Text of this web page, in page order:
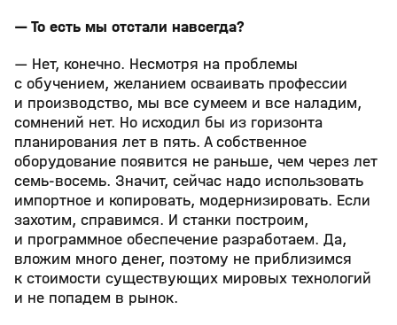
— То есть мы отстали навсегда?
— Нет, конечно. Несмотря на проблемы
с обучением, желанием осваивать профессии
и производство, мы все сумеем и все наладим,
сомнений нет. Но исходил бы из горизонта
планирования лет в пять. А собственное
оборудование появится не раньше, чем через лет
семь-восемь. Значит, сейчас надо использовать
импортное и копировать, модернизировать. Если
захотим, справимся. И станки построим,
и программное обеспечение разработаем. Да,
вложим много денег, поэтому не приблизимся
к стоимости существующих мировых технологий
и не попадем в рынок.